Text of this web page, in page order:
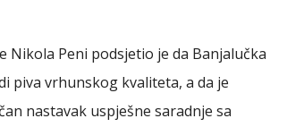
Peni podsjetio je da Banjalučka
piva vrhunskog kvaliteta, a da je
nastavak uspješne saradnje sa